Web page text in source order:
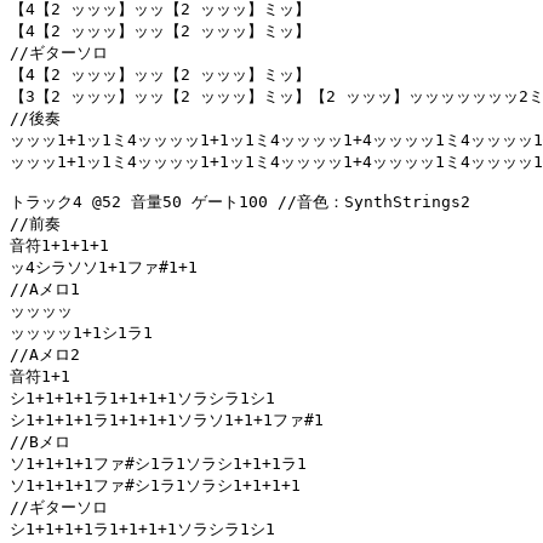
【4【2 ッッッ】ッッ【2 ッッッ】ミッ】
【4【2 ッッッ】ッッ【2 ッッッ】ミッ】
//ギターソロ
【4【2 ッッッ】ッッ【2 ッッッ】ミッ】
【3【2 ッッッ】ッッ【2 ッッッ】ミッ】【2 ッッッ】ッッッッッッッ2
//後奏
ッッッ1+1ッ1ミ4ッッッッ1+1ッ1ミ4ッッッッ1+4ッッッッ1ミ4ッッッッ
ッッッ1+1ッ1ミ4ッッッッ1+1ッ1ミ4ッッッッ1+4ッッッッ1ミ4ッッッッ
トラック4 @52 音量50 ゲート100 //音色：SynthStrings2
//前奏
音符1+1+1+1
ッ4シラソソ1+1ファ#1+1
//Aメロ1
ッッッッ
ッッッッ1+1シ1ラ1
//Aメロ2
音符1+1
シ1+1+1+1ラ1+1+1+1ソラシラ1シ1
シ1+1+1+1ラ1+1+1+1ソラソ1+1+1ファ#1
//Bメロ
ソ1+1+1+1ファ#シ1ラ1ソラシ1+1+1ラ1
ソ1+1+1+1ファ#シ1ラ1ソラシ1+1+1+1
//ギターソロ
シ1+1+1+1ラ1+1+1+1ソラシラ1シ1